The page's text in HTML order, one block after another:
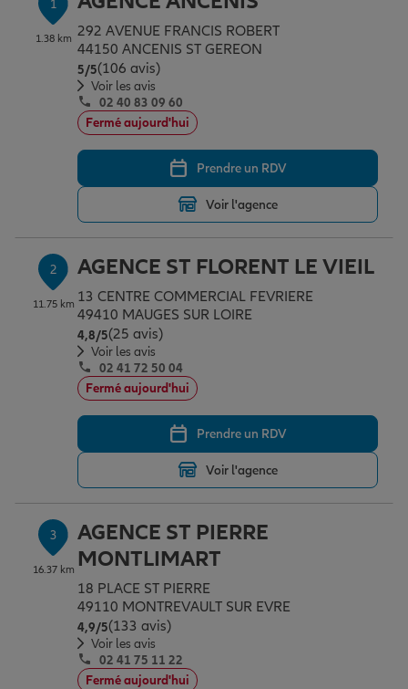
Assurance emprunteur
Prévoyance et dépendance
Assurance animal de compagnie
Protection de la famille
Protection juridique
Épargne & retraite
Plan épargne retraite
Placements financiers
Investissements immobiliers
Transmission
Vos projets
Changer de voiture
Départ à la retraite
Préparer l’avenir
Assurance auto
Assurance habitation
Le Pack Famille
Garantie des accidents de la vie
Assurance scolaire
Protection juridique
Retraite
Professionnels
Allianz en France
1
1.38 km 292 AVENUE FRANCIS ROBERT
44150 ANCENIS ST GEREON
5/5Note de 5 sur 5
(106 avis)
Voir les avis
02 40 83 09 60
Fermé aujourd'hui
Prendre un RDV
Voir l'agence
2
11.75 km
AGENCE ST FLORENT LE VIEIL
13 CENTRE COMMERCIAL FEVRIERE
49410 MAUGES SUR LOIRE
4,8/5Note de 4.8 sur 5
(25 avis)
Voir les avis
02 41 72 50 04
Fermé aujourd'hui
Prendre un RDV
Voir l'agence
3
16.37 km
AGENCE ST PIERRE
MONTLIMART
18 PLACE ST PIERRE
49110 MONTREVAULT SUR EVRE
4,9/5Note de 4.9 sur 5
(133 avis)
Voir les avis
02 41 75 11 22
Fermé aujourd'hui